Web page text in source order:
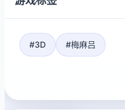
#3D #梅麻吕